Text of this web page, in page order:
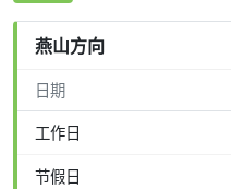
燕山方向
日期
工作日
节假日